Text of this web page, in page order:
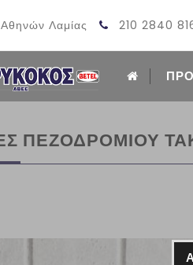
Αθηνών Λαμίας 210 2840
ΠΕΖΟΔΡΟΜΙΟΥ